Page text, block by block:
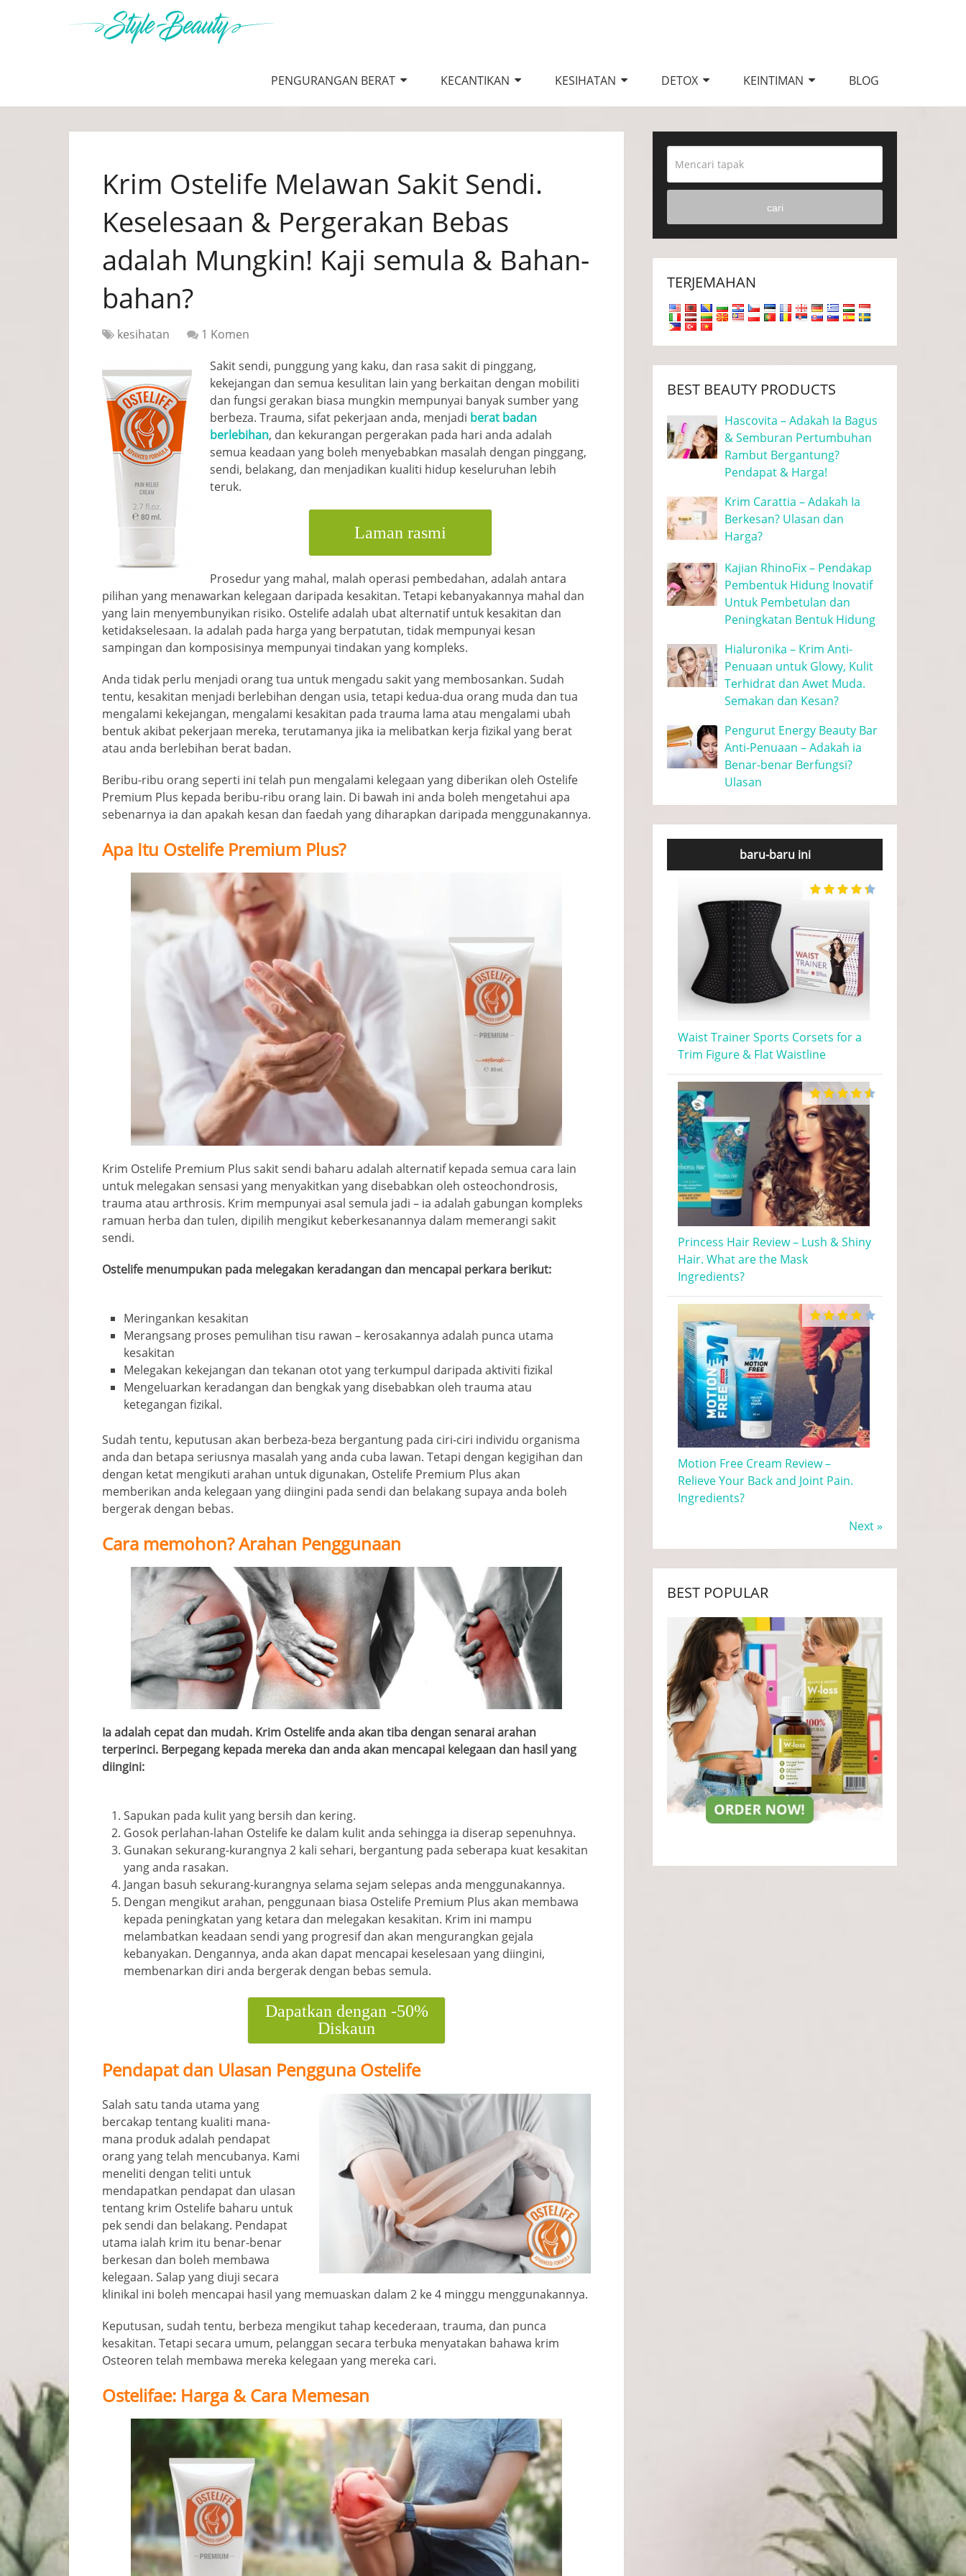
PENGURANGAN BERAT KECANTIKAN KESIHATAN DETOX KEINTIMAN BLOG
Krim Ostelife Melawan Sakit Sendi.
Keselesaan & Pergerakan Bebas
adalah Mungkin! Kaji semula & Bahan-
bahan?
kesihatan
1 Komen
Sakit sendi, punggung yang kaku, dan rasa sakit di pinggang,
kekejangan dan semua kesulitan lain yang berkaitan dengan mobiliti
dan fungsi gerakan biasa mungkin mempunyai banyak sumber yang
berbeza. Trauma, sifat pekerjaan anda, menjadi berat badan
berlebihan, dan kekurangan pergerakan pada hari anda adalah
semua keadaan yang boleh menyebabkan masalah dengan pinggang,
sendi, belakang, dan menjadikan kualiti hidup keseluruhan lebih
teruk.
Laman rasmi
Prosedur yang mahal, malah operasi pembedahan, adalah antara
pilihan yang menawarkan kelegaan daripada kesakitan. Tetapi kebanyakannya mahal dan
yang lain menyembunyikan risiko. Ostelife adalah ubat alternatif untuk kesakitan dan
ketidakselesaan. Ia adalah pada harga yang berpatutan, tidak mempunyai kesan
sampingan dan komposisinya mempunyai tindakan yang kompleks.
Anda tidak perlu menjadi orang tua untuk mengadu sakit yang membosankan. Sudah
tentu, kesakitan menjadi berlebihan dengan usia, tetapi kedua-dua orang muda dan tua
mengalami kekejangan, mengalami kesakitan pada trauma lama atau mengalami ubah
bentuk akibat pekerjaan mereka, terutamanya jika ia melibatkan kerja fizikal yang berat
atau anda berlebihan berat badan.
Beribu-ribu orang seperti ini telah pun mengalami kelegaan yang diberikan oleh Ostelife
Premium Plus kepada beribu-ribu orang lain. Di bawah ini anda boleh mengetahui apa
sebenarnya ia dan apakah kesan dan faedah yang diharapkan daripada menggunakannya.
Apa Itu Ostelife Premium Plus?
Krim Ostelife Premium Plus sakit sendi baharu adalah alternatif kepada semua cara lain
untuk melegakan sensasi yang menyakitkan yang disebabkan oleh osteochondrosis,
trauma atau arthrosis. Krim mempunyai asal semula jadi – ia adalah gabungan kompleks
ramuan herba dan tulen, dipilih mengikut keberkesanannya dalam memerangi sakit
sendi.
Ostelife menumpukan pada melegakan keradangan dan mencapai perkara berikut:
Meringankan kesakitan
Merangsang proses pemulihan tisu rawan – kerosakannya adalah punca utama
kesakitan
Melegakan kekejangan dan tekanan otot yang terkumpul daripada aktiviti fizikal
Mengeluarkan keradangan dan bengkak yang disebabkan oleh trauma atau
ketegangan fizikal.
Sudah tentu, keputusan akan berbeza-beza bergantung pada ciri-ciri individu organisma
anda dan betapa seriusnya masalah yang anda cuba lawan. Tetapi dengan kegigihan dan
dengan ketat mengikuti arahan untuk digunakan, Ostelife Premium Plus akan
memberikan anda kelegaan yang diingini pada sendi dan belakang supaya anda boleh
bergerak dengan bebas.
Cara memohon? Arahan Penggunaan
Ia adalah cepat dan mudah. Krim Ostelife anda akan tiba dengan senarai arahan
terperinci. Berpegang kepada mereka dan anda akan mencapai kelegaan dan hasil yang
diingini:
Sapukan pada kulit yang bersih dan kering.
Gosok perlahan-lahan Ostelife ke dalam kulit anda sehingga ia diserap sepenuhnya.
Gunakan sekurang-kurangnya 2 kali sehari, bergantung pada seberapa kuat kesakitan
yang anda rasakan.
Jangan basuh sekurang-kurangnya selama sejam selepas anda menggunakannya.
Dengan mengikut arahan, penggunaan biasa Ostelife Premium Plus akan membawa
kepada peningkatan yang ketara dan melegakan kesakitan. Krim ini mampu
melambatkan keadaan sendi yang progresif dan akan mengurangkan gejala
kebanyakan. Dengannya, anda akan dapat mencapai keselesaan yang diingini,
membenarkan diri anda bergerak dengan bebas semula.
Dapatkan dengan -50%
Diskaun
Pendapat dan Ulasan Pengguna Ostelife
Salah satu tanda utama yang
bercakap tentang kualiti mana-
mana produk adalah pendapat
orang yang telah mencubanya. Kami
meneliti dengan teliti untuk
mendapatkan pendapat dan ulasan
tentang krim Ostelife baharu untuk
pek sendi dan belakang. Pendapat
utama ialah krim itu benar-benar
berkesan dan boleh membawa
kelegaan. Salap yang diuji secara
klinikal ini boleh mencapai hasil yang memuaskan dalam 2 ke 4 minggu menggunakannya.
Keputusan, sudah tentu, berbeza mengikut tahap kecederaan, trauma, dan punca
kesakitan. Tetapi secara umum, pelanggan secara terbuka menyatakan bahawa krim
Osteoren telah membawa mereka kelegaan yang mereka cari.
Ostelifae: Harga & Cara Memesan
cari
TERJEMAHAN
BEST BEAUTY PRODUCTS
Hascovita – Adakah Ia Bagus
& Semburan Pertumbuhan
Rambut Bergantung?
Pendapat & Harga!
Krim Carattia – Adakah Ia
Berkesan? Ulasan dan
Harga?
Kajian RhinoFix – Pendakap
Pembentuk Hidung Inovatif
Untuk Pembetulan dan
Peningkatan Bentuk Hidung
Hialuronika – Krim Anti-
Penuaan untuk Glowy, Kulit
Terhidrat dan Awet Muda.
Semakan dan Kesan?
Pengurut Energy Beauty Bar
Anti-Penuaan – Adakah ia
Benar-benar Berfungsi?
Ulasan
baru-baru ini
Waist Trainer Sports Corsets for a
Trim Figure & Flat Waistline
Princess Hair Review – Lush & Shiny
Hair. What are the Mask
Ingredients?
Motion Free Cream Review –
Relieve Your Back and Joint Pain.
Ingredients?
Next »
BEST POPULAR